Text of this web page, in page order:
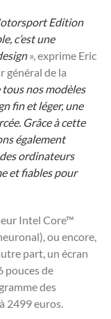
Edition
c’est une
», exprime Eric
général de la
tous nos modèles
fin et léger, une
Grâce à cette
également
ordinateurs
et fiables pour
Intel Core™
ou encore,
part, un écran
pouces de
des
2499 euros.